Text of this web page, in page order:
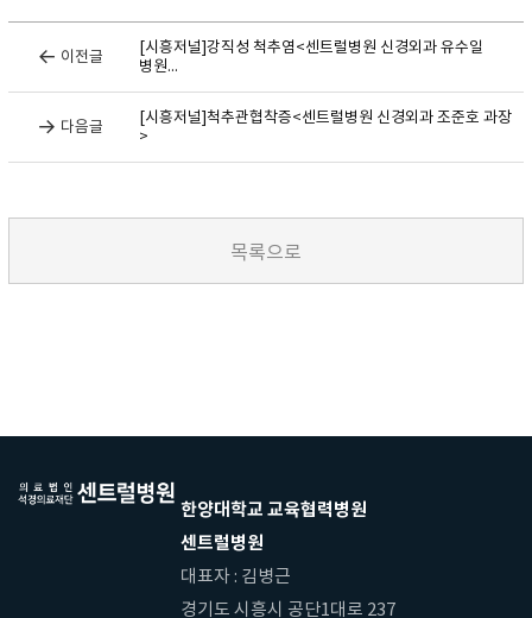
이전글
[시흥저널]강직성 척추염<센트럴병원 신경외과 유수일
병원...
다음글
[시흥저널]척추관협착증<센트럴병원 신경외과 조준호 과장
>
한양대학교 교육협력병원
센트럴병원
대표자 : 김병근
경기도 시흥시 공단1대로 237